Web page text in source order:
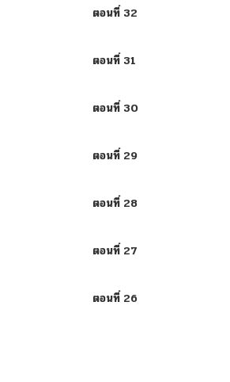
ตอนที่ 32
ตอนที่ 31
ตอนที่ 30
ตอนที่ 29
ตอนที่ 28
ตอนที่ 27
ตอนที่ 26